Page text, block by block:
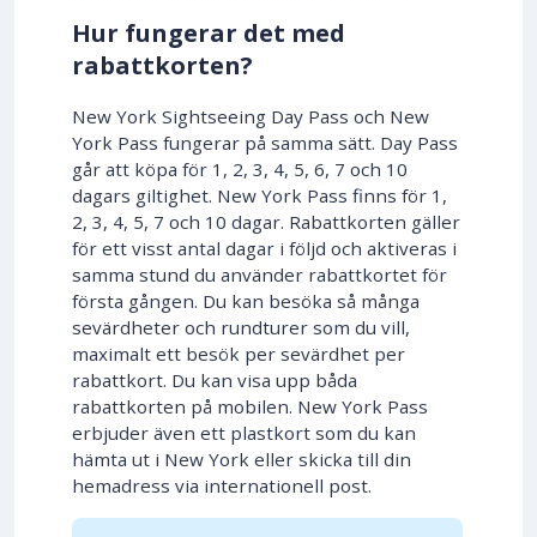
Hur fungerar det med
rabattkorten?
New York Sightseeing Day Pass och New
York Pass fungerar på samma sätt. Day Pass
går att köpa för 1, 2, 3, 4, 5, 6, 7 och 10
dagars giltighet. New York Pass finns för 1,
2, 3, 4, 5, 7 och 10 dagar. Rabattkorten gäller
för ett visst antal dagar i följd och aktiveras i
samma stund du använder rabattkortet för
första gången. Du kan besöka så många
sevärdheter och rundturer som du vill,
maximalt ett besök per sevärdhet per
rabattkort. Du kan visa upp båda
rabattkorten på mobilen. New York Pass
erbjuder även ett plastkort som du kan
hämta ut i New York eller skicka till din
hemadress via internationell post.